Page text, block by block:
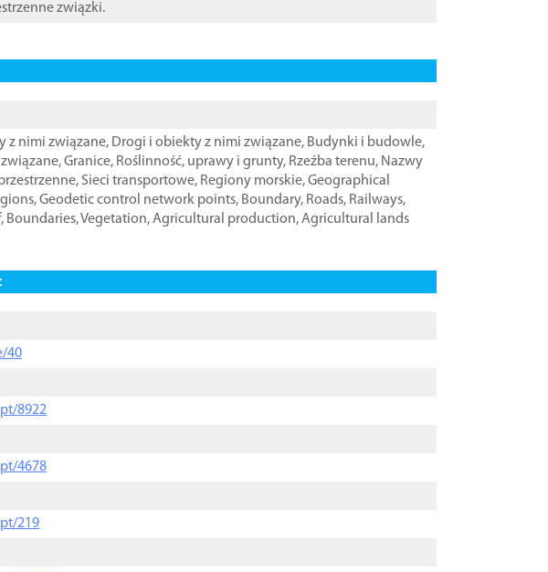
związki.
z nimi związane, Drogi i obiekty z nimi związane, Budynki i budowle,
,Granice, Roślinność, uprawy i grunty, Rzeźba terenu, Nazwy
, Sieci transportowe, Regiony morskie,Geographical
,Geodetic control network points, Boundary, Roads, Railways,
, Boundaries,Vegetation,Agricultural production,Agricultural lands
40
8922
4678
219